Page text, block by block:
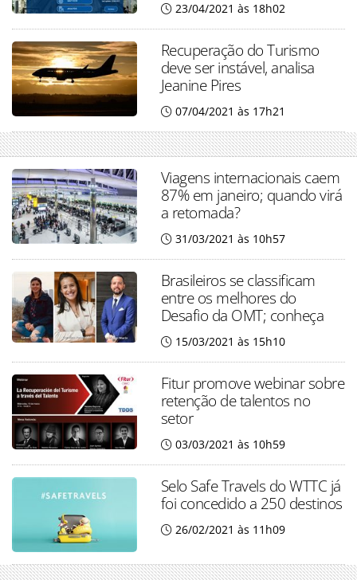
23/04/2021 às 18h02
Recuperação do Turismo
deve ser instável, analisa
Jeanine Pires
07/04/2021 às 17h21
Viagens internacionais caem
87% em janeiro; quando virá
a retomada?
31/03/2021 às 10h57
Brasileiros se classificam
entre os melhores do
Desafio da OMT; conheça
15/03/2021 às 15h10
Fitur promove webinar sobre
retenção de talentos no
setor
03/03/2021 às 10h59
Selo Safe Travels do WTTC já
foi concedido a 250 destinos
26/02/2021 às 11h09